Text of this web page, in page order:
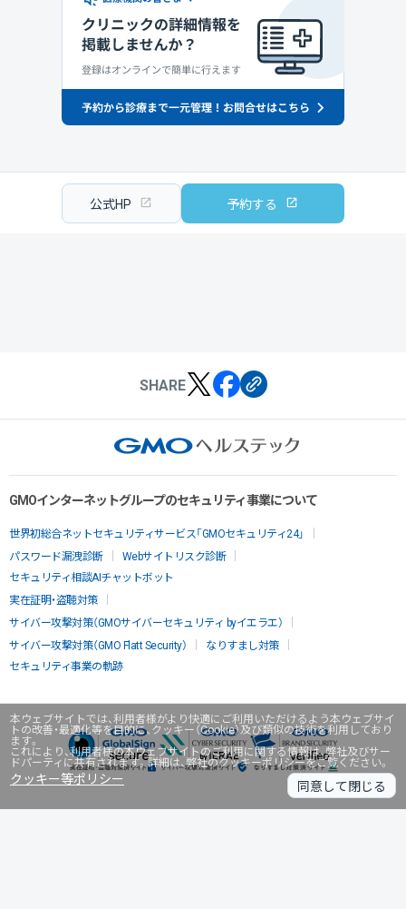
本ウェブサイトでは、利用者様がより快適にご利用いただけるよう本ウェブサイ
トの改善・最適化等を目的に、クッキー（Cookie）及び類似の技術を利用しており
ます。
これにより、利用者様の本ウェブサイトのご利用に関する情報は、弊社及びサー
ドパーティに共有されます。詳細は、弊社のクッキーポリシーをご覧ください。
クッキー等ポリシー 同意して閉じる
公式HP 予約する
SHARE
GMOインターネットグループのセキュリティ事業について
世界初総合ネットセキュリティサービス「GMOセキュリティ24」
パスワード漏洩診断
Webサイトリスク診断
セキュリティ相談AIチャットボット
実在証明・盗聴対策
サイバー攻撃対策（GMOサイバーセキュリティ byイエラエ）
サイバー攻撃対策（GMO Flatt Security）
なりすまし対策
セキュリティ事業の軌跡